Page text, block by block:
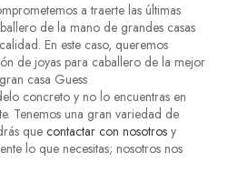
a traerte las últimas
de la mano de grandes casas
En este caso, queremos
de joyas para caballero de la mejor
casa Guess
concreto y no lo encuentras en
Tenemos una gran variedad de
que contactar con nosotros y
lo que necesitas; nosotros nos